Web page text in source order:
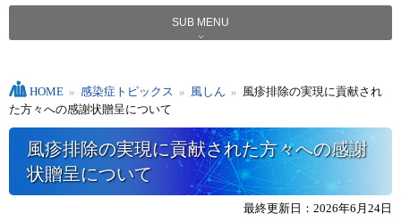
SUB MENU
HOME » 感染症トピックス » 風しん » 風疹排除の実現に貢献され
た方々への感謝状贈呈について
風疹排除の実現に貢献された方々への感謝
状贈呈について
最終更新日：2026年6月24日